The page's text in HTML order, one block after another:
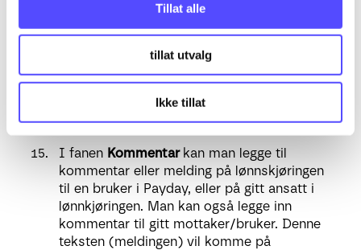
Tillat alle
tillat utvalg
Ikke tillat
Dersom du har gjort endringer i oppsett
eller innstillinger etter at lønnskjøringen er
opprettet kan du tvinge en oppdatering ved
oppdater lønnsberegning
nederst på høyre side.
I fanen Kommentar kan man legge til
kommentar eller melding på lønnskjøringen
til en bruker i Payday, eller på gitt ansatt i
lønnkjøringen. Man kan også legge inn
kommentar til gitt mottaker/bruker. Denne
teksten (meldingen) vil komme på